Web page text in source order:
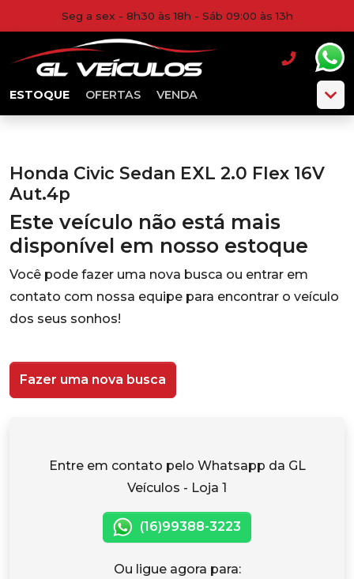
Seg a sex - 8h30 às 18h - Sáb 09:00 às 13h
ESTOQUE OFERTAS VENDA
Honda Civic Sedan EXL 2.0 Flex 16V
Aut.4p
Este veículo não está mais
disponível em nosso estoque
Você pode fazer uma nova busca ou entrar em
contato com nossa equipe para encontrar o veículo
dos seus sonhos!
Fazer uma nova busca
Entre em contato pelo Whatsapp da GL
Veículos - Loja 1
(16)99388-3223
Ou ligue agora para: